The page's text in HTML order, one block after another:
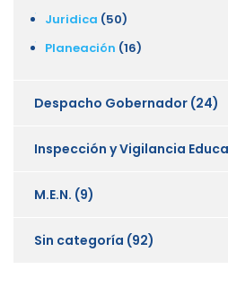
Juridica (50)
Planeación (16)
Despacho Gobernador (24)
Inspección y Vigilancia
M.E.N. (9)
Sin categoría (92)